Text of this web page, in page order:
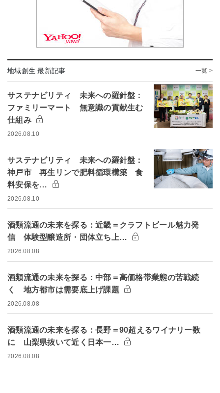
地域創生 最新記事 一覧 >
サステナビリティ 未来への羅針盤：
ファミリーマート 無意識の貢献生む
仕組み
2026.08.10
サステナビリティ 未来への羅針盤：
神戸市 再生リンで肥料循環構築 食
料安保を…
2026.08.10
酒類流通の未来を探る：近畿＝クラフトビール魅力発
信 体験型醸造所・団体立ち上…
2026.08.08
酒類流通の未来を探る：中部＝高価格帯業態の苦戦続
く 地方都市は需要底上げ課題
2026.08.08
酒類流通の未来を探る：長野＝90超えるワイナリー数
に 山梨県抜いて近く日本一…
2026.08.08